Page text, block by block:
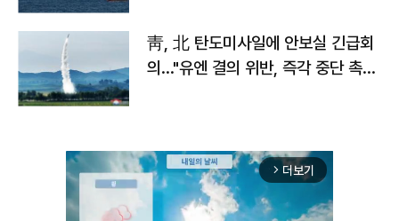
靑, 北 탄도미사일에 안보실 긴급회
의…"유엔 결의 위반, 즉각 중단 촉
arrow_forward_ios 더보기